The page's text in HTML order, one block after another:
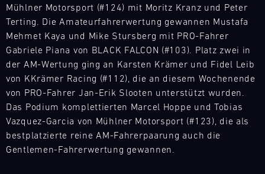
und
Nieren.
Stundenlanges
Rennen,
unvorhersehbare
Bedingungen
und
höchste
Geschwindigkeit
machen
Cours
(Sprint)
Bild
Mit
unseren
Ersatzteil-
eine
mobile
Infrastruktur
31.07.
02.08.
Track
Support
GT
4
France
Mühlner Motorsport (#124) mit Moritz Kranz und Peter
Terting. Die Amateurfahrerwertung gewannen Mustafa
Mehmet Kaya und Mike Stursberg mit PRO-Fahrer
Gabriele Piana von BLACK FALCON (#103). Platz zwei in
der AM-Wertung ging an Karsten Krämer und Fidel Leib
von KKrämer Racing (#112), die an diesem Wochenende
von PRO-Fahrer Jan-Erik Slooten unterstützt wurden.
Das Podium komplettierten Marcel Hoppe und Tobias
Vazquez-Garcia von Mühlner Motorsport (#123), die als
bestplatzierte reine AM-Fahrerpaarung auch die
Gentlemen-Fahrerwertung gewannen.